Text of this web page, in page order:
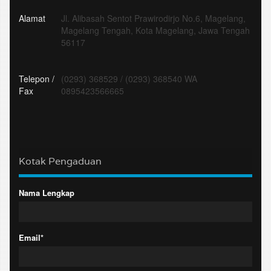
Alamat
Jl. Alibasah Sentot Prawirodirjo No.6, Magelang,
Magelang Tengah, Kota Magelang, Jawa Tengah
56117
Telepon /
Fax
(0293) 368529 / (0293) 368540 WA
0895423566665
Kotak Pengaduan
Nama Lengkap
Email*